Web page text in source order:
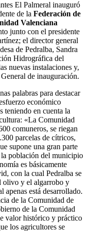
El Palmeral inauguró
de la Federación de
Valenciana
junto con el presidente
el director general
de Pedralba, Sandra
Hidrográfica del
nuevas instalaciones y,
de inauguración.
palabras para destacar
económico
teniendo en cuenta la
«La Comunidad
comuneros, se riegan
parcelas de cítricos,
supone una gran parte
población del municipio
es básicamente
con la cual Pedralba se
olivo y el algarrobo y
apenas está desarrollado.
de la Comunidad de
de la Comunidad
valor histórico y práctico
los agricultores se